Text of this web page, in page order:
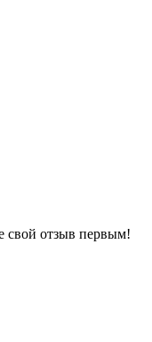
свой отзыв первым!